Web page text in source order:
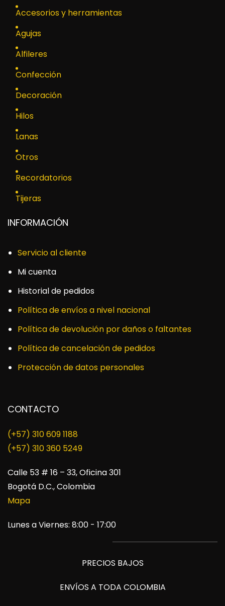
Accesorios y herramientas
Agujas
Alfileres
Confección
Decoración
Hilos
Lanas
Otros
Recordatorios
Tijeras
INFORMACIÓN
Servicio al cliente
Mi cuenta
Historial de pedidos
Política de envíos a nivel nacional
Política de devolución por daños o faltantes
Política de cancelación de pedidos
Protección de datos personales
CONTACTO
(+57) 310 609 1188
​(+57) 310 360 5249
Calle 53 # 16 – 33, Oficina 301
Bogotá D.C., Colombia
Mapa
Lunes a Viernes: 8:00 - 17:00
PRECIOS BAJOS
ENVÍOS A TODA COLOMBIA